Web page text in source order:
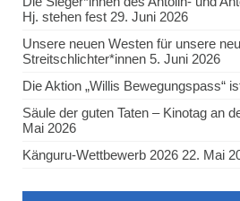
Hj. stehen fest 29. Juni 2026
Unsere neuen Westen für unsere
Streitschlichter*innen 5. Juni 2026
Die Aktion „Willis Bewegungspass“
Säule der guten Taten – Kinotag an
Mai 2026
Känguru-Wettbewerb 2026 22. Mai